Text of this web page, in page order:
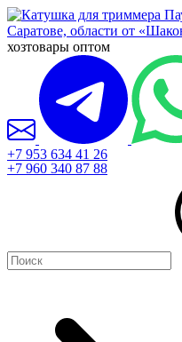
хозтовары оптом
+7 953 634 41 26
+7 960 340 87 88